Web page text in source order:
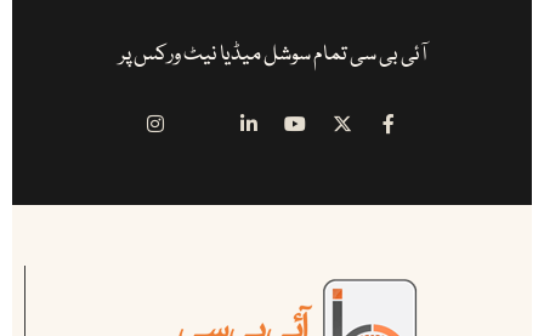
آئی بی سی تمام سوشل میڈیا نیٹ ورکس پر